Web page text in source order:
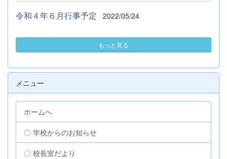
令和４年６月行事予定 2022/05/24
もっと見る
メニュー
ホームへ
〇 学校からのお知らせ
〇 校長室だより